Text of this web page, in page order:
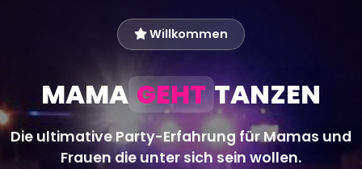
Willkommen
MAMA GEHT TANZEN
Die ultimative Party-Erfahrung für Mamas und
Frauen die unter sich sein wollen.